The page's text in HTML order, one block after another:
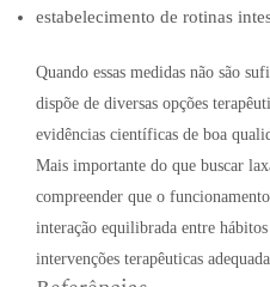
estabelecimento de rotinas
Quando essas medidas não são
dispõe de diversas opções
evidências científicas de boa
Mais importante do que buscar
compreender que o
interação equilibrada entre
intervenções terapêuticas